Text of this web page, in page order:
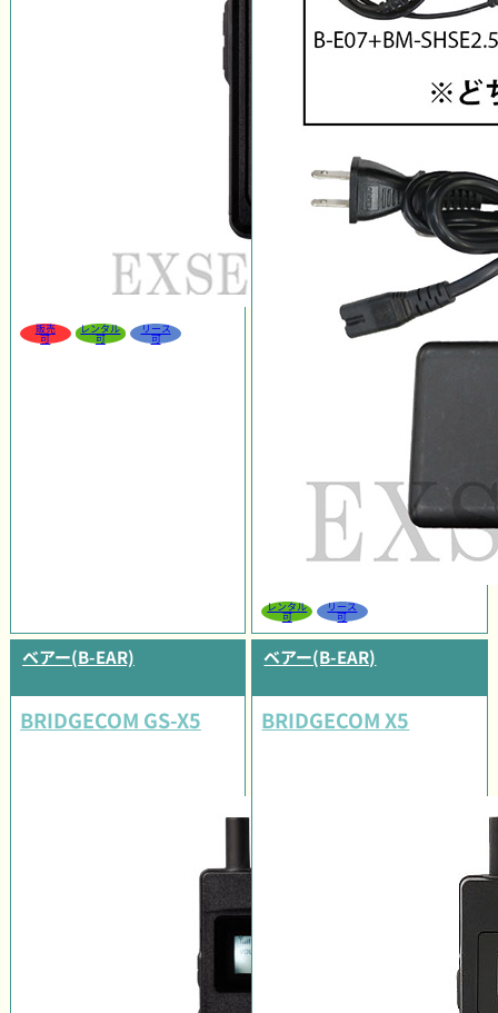
販売
可
レンタル
可
リース
可
レンタル
可
リース
可
ベアー(B-EAR)
BRIDGECOM GS-X5
ベアー(B-EAR)
BRIDGECOM X5